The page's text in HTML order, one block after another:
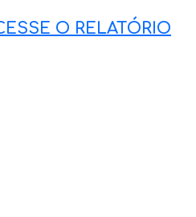
O RELATÓRIO